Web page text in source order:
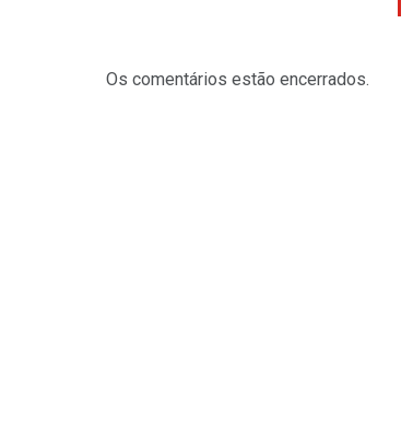
Os comentários estão encerrados.